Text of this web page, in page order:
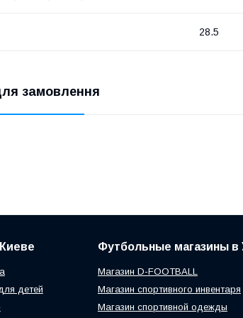
28.5
замовлення
детей
Футбольные магазины в
Магазин D-FOOTBALL
Магазин спортивного инвентаря
Магазин спортивной одежды